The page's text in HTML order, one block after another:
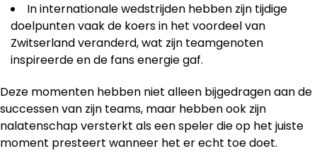
In internationale wedstrijden hebben zijn tijdige
doelpunten vaak de koers in het voordeel van
Zwitserland veranderd, wat zijn teamgenoten
inspireerde en de fans energie gaf.
Deze momenten hebben niet alleen bijgedragen aan de
successen van zijn teams, maar hebben ook zijn
nalatenschap versterkt als een speler die op het juiste
moment presteert wanneer het er echt toe doet.